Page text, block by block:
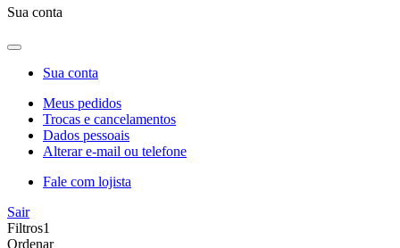
Sua conta
Sua conta
Meus pedidos
Trocas e cancelamentos
Dados pessoais
Alterar e-mail ou telefone
Fale com lojista
Sair
Filtros1
Ordenar